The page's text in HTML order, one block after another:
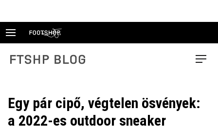
FTSHP blog Menu
Egy pár cipő, végtelen ösvények:
a 2022-es outdoor sneaker